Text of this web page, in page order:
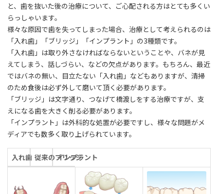
と、歯を抜いた後の治療について、ご心配される方はとても多くい
らっしゃいます。
様々な原因で歯を失ってしまった場合、治療として考えられるのは
「入れ歯」「ブリッジ」「インプラント」の3種類です。
「入れ歯」は取り外さなければならないということや、バネが見
えてしまう、話しづらい、などの欠点があります。もちろん、最近
ではバネの無い、目立たない「入れ歯」などもありますが、清掃
のため食後は必ず外して磨いて頂く必要があります。
「ブリッジ」は文字通り、つなげて橋渡しをする治療ですが、支
えになる歯を大きく削る必要があります。
「インプラント」は外科的な処置が必要ですし、様々な問題がメ
ディアでも数多く取り上げられています。
入れ歯 従来のブリッジ
インプラント